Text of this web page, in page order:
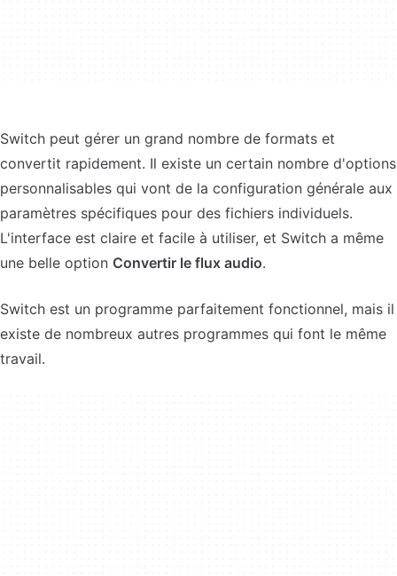
Switch peut gérer un grand nombre de formats et
convertit rapidement. Il existe un certain nombre d'options
personnalisables qui vont de la configuration générale aux
paramètres spécifiques pour des fichiers individuels.
L'interface est claire et facile à utiliser, et Switch a même
une belle option Convertir le flux audio.
Switch est un programme parfaitement fonctionnel, mais il
existe de nombreux autres programmes qui font le même
travail.